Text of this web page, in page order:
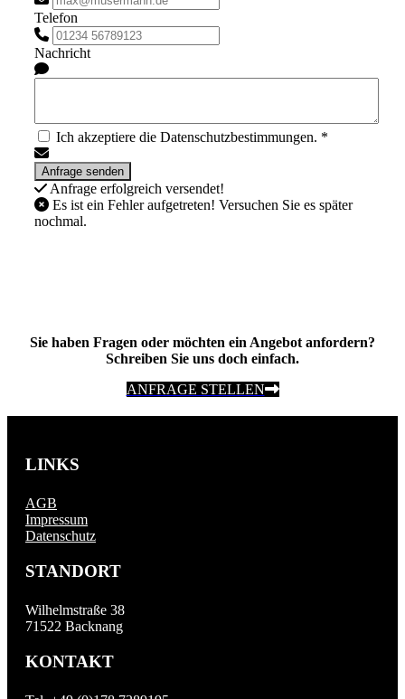
Telefon
Nachricht
Ich akzeptiere die Datenschutzbestimmungen. *
Anfrage erfolgreich versendet!
Es ist ein Fehler aufgetreten! Versuchen Sie es später
nochmal.
Sie haben Fragen oder möchten ein Angebot anfordern?
Schreiben Sie uns doch einfach.
ANFRAGE STELLEN
LINKS
AGB
Impressum
Datenschutz
STANDORT
Wilhelmstraße 38
71522 Backnang
KONTAKT